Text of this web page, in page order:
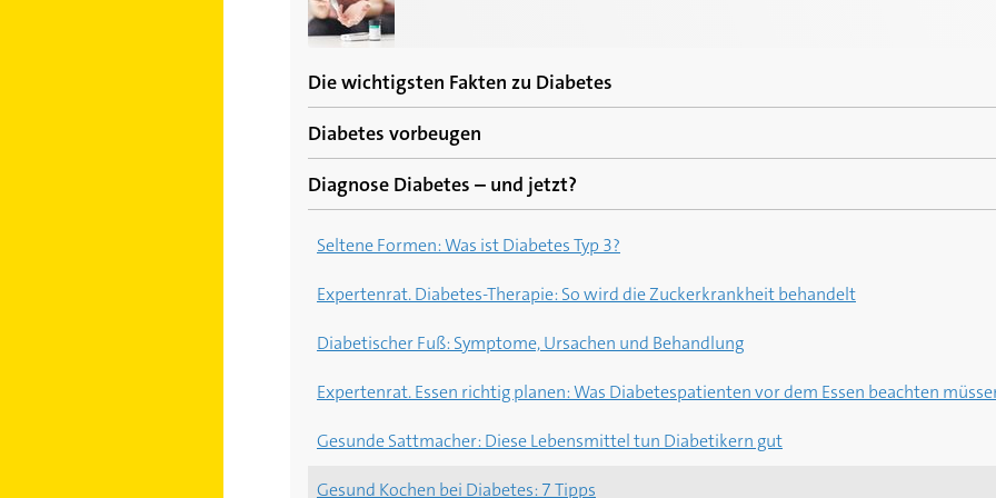
Die wichtigsten Fakten zu Diabetes
Macht Zucker zuckerkrank? 5 Diabetes-Mythen, die sich hartnäckig halten
Diabetes vorbeugen: Diese 5 Tipps senken Ihr Diabetes-Risiko
5 Risikofaktoren für Diabetes Typ 2
Diabetes-Symptome erkennen: 5 Anzeichen für die Zuckerkrankheit
Diabetes mellitus: 5 Spätfolgen für den Körper
Diabetes vorbeugen
Diabetes und Sport: Wie Sport die Zuckerkrankheit verhindern kann
Glykämischer Index (GI): Diese Lebensmittel halten den Blutzucker stabil
Diabetes? Nein, danke! So schützen Sie Ihre Bauchspeicheldrüse
Diagnose Diabetes – und jetzt?
Seltene Formen: Was ist Diabetes Typ 3?
Expertenrat. Diabetes-Therapie: So wird die Zuckerkrankheit behandelt
Diabetischer Fuß: Symptome, Ursachen und Behandlung
Expertenrat. Essen richtig planen: Was Diabetespatienten vor dem Essen beachten
Gesunde Sattmacher: Diese Lebensmittel tun Diabetikern gut
Gesund Kochen bei Diabetes: 7 Tipps